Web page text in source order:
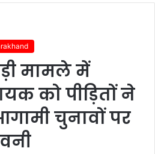
मामले में
को पीड़ितों ने
चुनावों पर